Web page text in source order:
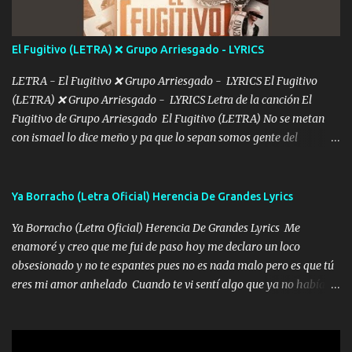
imagino tu sombra Clase azul es el tequila e interior la ropa Clip
cap la champagne el polvo es color rosa Me contacto un ángel eres
tú mi hermosa La que me alegra los días y sigo tomando Y
pensar... Que tú ya no vas a estar Pasarán... Solito me dejaras
Intentar... ...
El Fugitivo (LETRA) ❌ Grupo Arriesgado - LYRICS
LETRA - El Fugitivo ❌ Grupo Arriesgado - LYRICS El Fugitivo
(LETRA) ❌ Grupo Arriesgado - LYRICS Letra de la canción El
Fugitivo de Grupo Arriesgado El Fugitivo (LETRA) No se metan
con ismael lo dice meño y pa que lo sepan somos gente del
grande traemos la bandera 04 se oye por los radios y bien
ofrece también peleam'os bien atentó el compa huicho la corta al
cinto y radios colgados cuando salimos del rancho carros
blindándos y bien equipados no somos gente de problemas pero
defendemos muy bien nuestra tierra buena sombra nos cobija y el
Ya Borracho (Letra Oficial) Herencia De Grandes Lyrics
Ya Borracho (Letra Oficial) Herencia De Grandes Lyrics Me
enamoré y creo que me fui de paso hoy me declaro un loco
obsesionado y no te espantes pues no es nada malo pero es que tú
eres mi amor anhelado Cuando te vi sentí algo que ya no había